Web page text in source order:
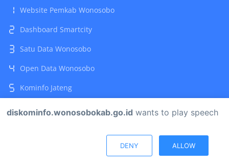
Website Pemkab Wonosobo
Dashboard Smartcity
Satu Data Wonosobo
Open Data Wonosobo
Kominfo Jateng
Kementerian Komunikasi dan Digital
© Diskominfo Wonosobo 2017-2026 by Devan Dewananta.
diskominfo.wonosobokab.go.id wants to play speech
DENY ALLOW